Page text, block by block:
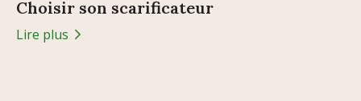
Choisir son scarificateur
Lire plus